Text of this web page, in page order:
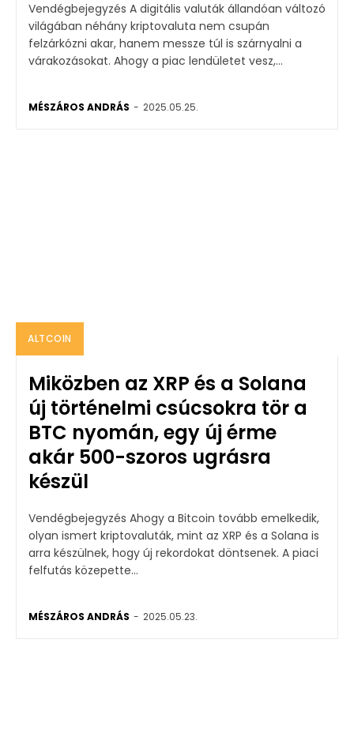
Vendégbejegyzés A digitális valuták állandóan változó
világában néhány kriptovaluta nem csupán
felzárkózni akar, hanem messze túl is szárnyalni a
várakozásokat. Ahogy a piac lendületet vesz,...
MÉSZÁROS ANDRÁS - 2025.05.25.
ALTCOIN
Miközben az XRP és a Solana
új történelmi csúcsokra tör a
BTC nyomán, egy új érme
akár 500-szoros ugrásra
készül
Vendégbejegyzés Ahogy a Bitcoin tovább emelkedik,
olyan ismert kriptovaluták, mint az XRP és a Solana is
arra készülnek, hogy új rekordokat döntsenek. A piaci
felfutás közepette...
MÉSZÁROS ANDRÁS - 2025.05.23.